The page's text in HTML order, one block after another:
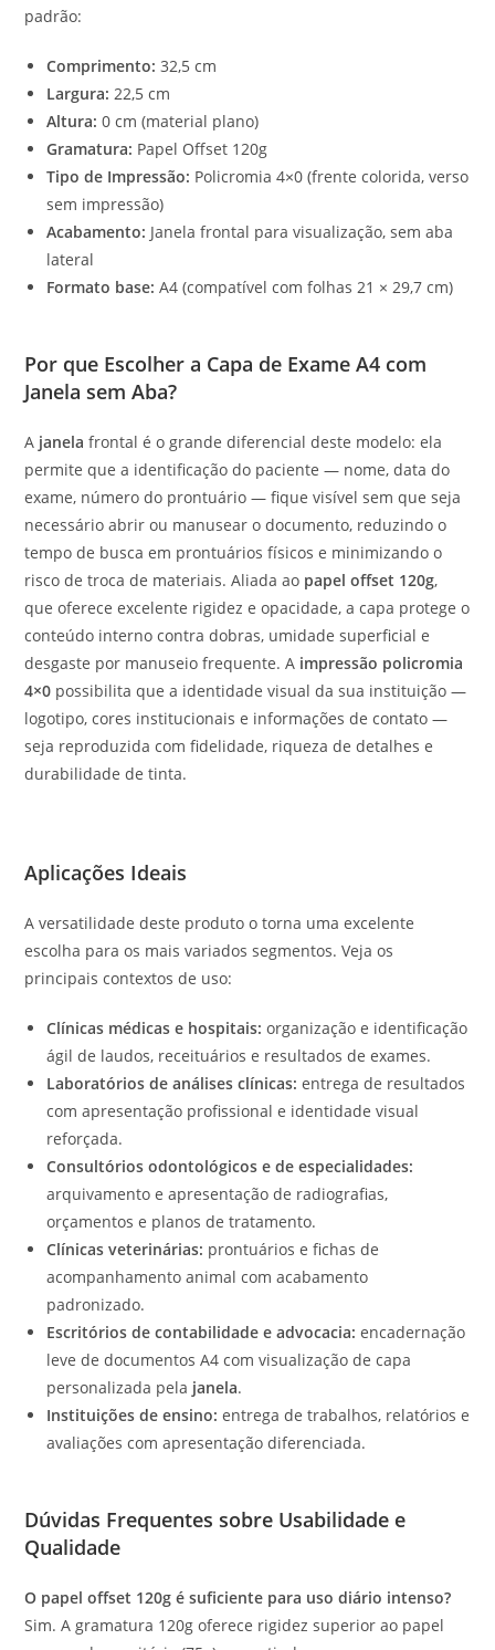
padrão:
Comprimento: 32,5 cm
Largura: 22,5 cm
Altura: 0 cm (material plano)
Gramatura: Papel Offset 120g
Tipo de Impressão: Policromia 4×0 (frente colorida, verso
sem impressão)
Acabamento: Janela frontal para visualização, sem aba
lateral
Formato base: A4 (compatível com folhas 21 × 29,7 cm)
Por que Escolher a Capa de Exame A4 com
Janela sem Aba?
A janela frontal é o grande diferencial deste modelo: ela
permite que a identificação do paciente — nome, data do
exame, número do prontuário — fique visível sem que seja
necessário abrir ou manusear o documento, reduzindo o
tempo de busca em prontuários físicos e minimizando o
risco de troca de materiais. Aliada ao papel offset 120g,
que oferece excelente rigidez e opacidade, a capa protege o
conteúdo interno contra dobras, umidade superficial e
desgaste por manuseio frequente. A impressão policromia
4×0 possibilita que a identidade visual da sua instituição —
logotipo, cores institucionais e informações de contato —
seja reproduzida com fidelidade, riqueza de detalhes e
durabilidade de tinta.
Aplicações Ideais
A versatilidade deste produto o torna uma excelente
escolha para os mais variados segmentos. Veja os
principais contextos de uso:
Clínicas médicas e hospitais: organização e identificação
ágil de laudos, receituários e resultados de exames.
Laboratórios de análises clínicas: entrega de resultados
com apresentação profissional e identidade visual
reforçada.
Consultórios odontológicos e de especialidades:
arquivamento e apresentação de radiografias,
orçamentos e planos de tratamento.
Clínicas veterinárias: prontuários e fichas de
acompanhamento animal com acabamento
padronizado.
Escritórios de contabilidade e advocacia: encadernação
leve de documentos A4 com visualização de capa
personalizada pela janela.
Instituições de ensino: entrega de trabalhos, relatórios e
avaliações com apresentação diferenciada.
Dúvidas Frequentes sobre Usabilidade e
Qualidade
O papel offset 120g é suficiente para uso diário intenso?
Sim. A gramatura 120g oferece rigidez superior ao papel